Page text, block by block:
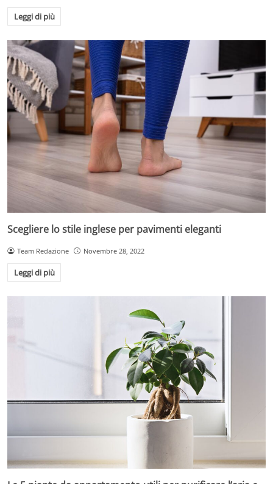
Leggi di più
Scegliere lo stile inglese per pavimenti eleganti
Team Redazione Novembre 28, 2022
Leggi di più